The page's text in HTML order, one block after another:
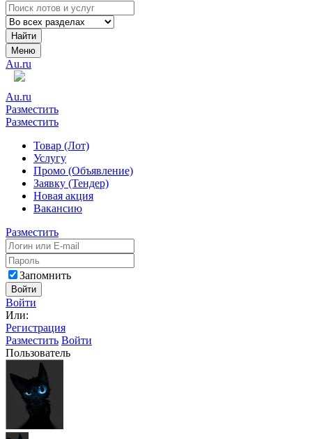
Найти
Меню
Au.ru
Au.ru
Разместить
Разместить
Товар (Лот)
Услугу
Промо (Объявление)
Заявку (Тендер)
Новая акция
Вакансию
Разместить
Запомнить
Войти
Войти
Или:
Регистрация
Разместить Войти
Пользователь